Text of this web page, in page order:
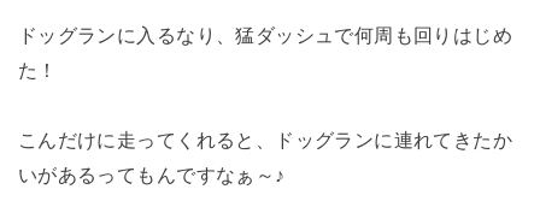
ドッグランに入るなり、猛ダッシュで何周も回りはじめ
た！
こんだけに走ってくれると、ドッグランに連れてきたか
いがあるってもんですなぁ～♪